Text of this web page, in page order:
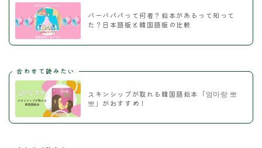
バーバパパって何者？絵本があるって知って
た？日本語版と韓国語版の比較
合わせて読みたい
スキンシップが取れる韓国語絵本「엄마랑 뽀
뽀」がおすすめ！